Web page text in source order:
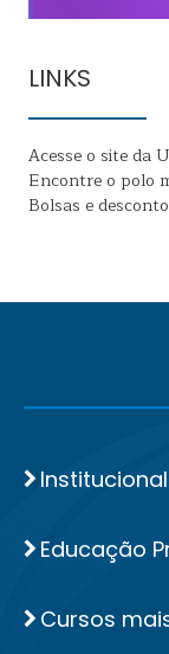
LINKS
Acesse o site da
Encontre o polo
Bolsas e
Institucional
Educação
Cursos